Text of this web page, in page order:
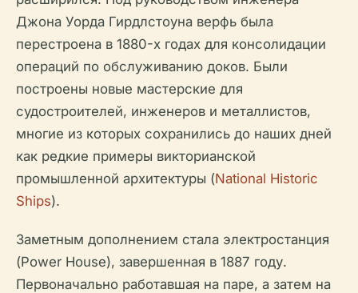
Джона Уорда Гирдлстоуна верфь была
перестроена в 1880-х годах для консолидации
операций по обслуживанию доков. Были
построены новые мастерские для
судостроителей, инженеров и металлистов,
многие из которых сохранились до наших дней
как редкие примеры викторианской
промышленной архитектуры (National Historic
Ships).
Заметным дополнением стала электростанция
(Power House), завершенная в 1887 году.
Первоначально работавшая на паре, а затем на